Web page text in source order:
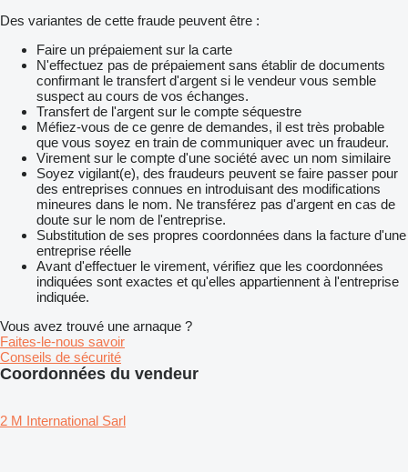
Des variantes de cette fraude peuvent être :
Faire un prépaiement sur la carte
N'effectuez pas de prépaiement sans établir de documents
confirmant le transfert d'argent si le vendeur vous semble
suspect au cours de vos échanges.
Transfert de l'argent sur le compte séquestre
Méfiez-vous de ce genre de demandes, il est très probable
que vous soyez en train de communiquer avec un fraudeur.
Virement sur le compte d'une société avec un nom similaire
Soyez vigilant(e), des fraudeurs peuvent se faire passer pour
des entreprises connues en introduisant des modifications
mineures dans le nom. Ne transférez pas d'argent en cas de
doute sur le nom de l'entreprise.
Substitution de ses propres coordonnées dans la facture d'une
entreprise réelle
Avant d'effectuer le virement, vérifiez que les coordonnées
indiquées sont exactes et qu'elles appartiennent à l'entreprise
indiquée.
Vous avez trouvé une arnaque ?
Faites-le-nous savoir
Conseils de sécurité
Coordonnées du vendeur
2 M International Sarl